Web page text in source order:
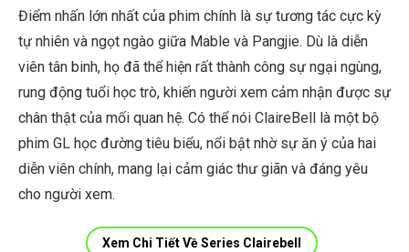
Điểm nhấn lớn nhất của phim chính là sự tương tác cực kỳ
tự nhiên và ngọt ngào giữa Mable và Pangjie. Dù là diễn
viên tân binh, họ đã thể hiện rất thành công sự ngại ngùng,
rung động tuổi học trò, khiến người xem cảm nhận được sự
chân thật của mối quan hệ. Có thể nói ClaireBell là một bộ
phim GL học đường tiêu biểu, nổi bật nhờ sự ăn ý của hai
diễn viên chính, mang lại cảm giác thư giãn và đáng yêu
cho người xem.
Xem Chi Tiết Về Series Clairebell